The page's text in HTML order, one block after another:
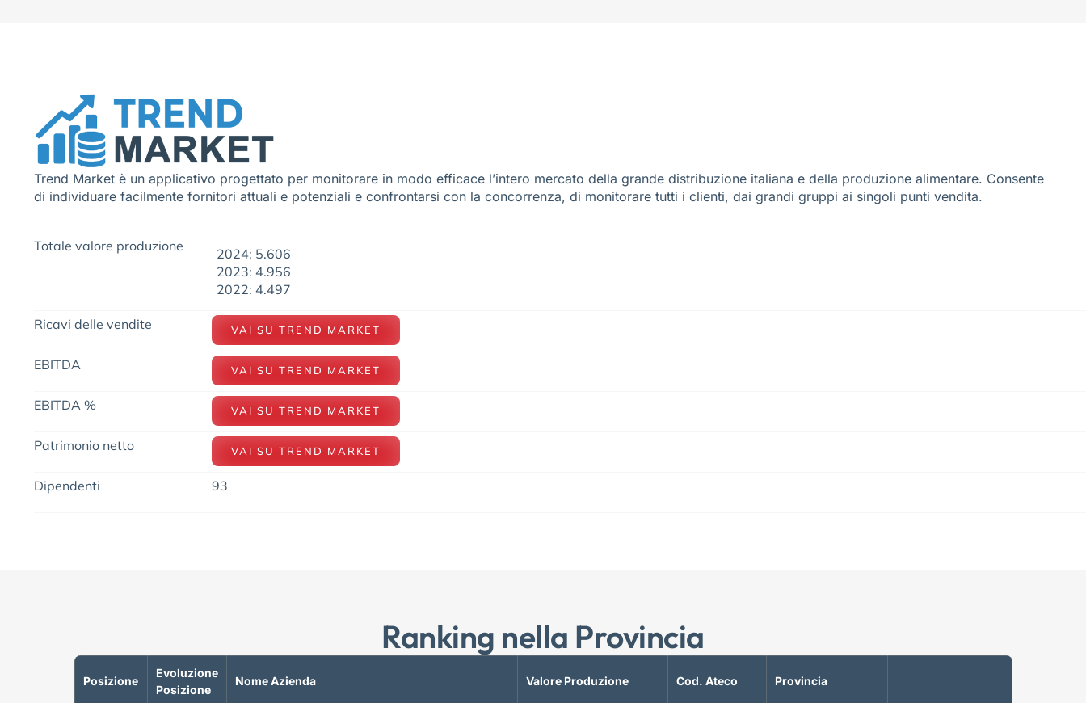
Trend Market è un applicativo progettato per monitorare in modo efficace l’intero mercato della grande distribuzione italiana e della produzione alimentare. Consente
di individuare facilmente fornitori attuali e potenziali e confrontarsi con la concorrenza, di monitorare tutti i clienti, dai grandi gruppi ai singoli punti vendita.
Totale valore produzione
2024: 5.606
2023: 4.956
2022: 4.497
Ricavi delle vendite VAI SU TREND MARKET
EBITDA VAI SU TREND MARKET
EBITDA % VAI SU TREND MARKET
Patrimonio netto VAI SU TREND MARKET
Dipendenti 93
Ranking nella Provincia
Posizione
Evoluzione
Posizione
Nome Azienda Valore Produzione Cod. Ateco Provincia